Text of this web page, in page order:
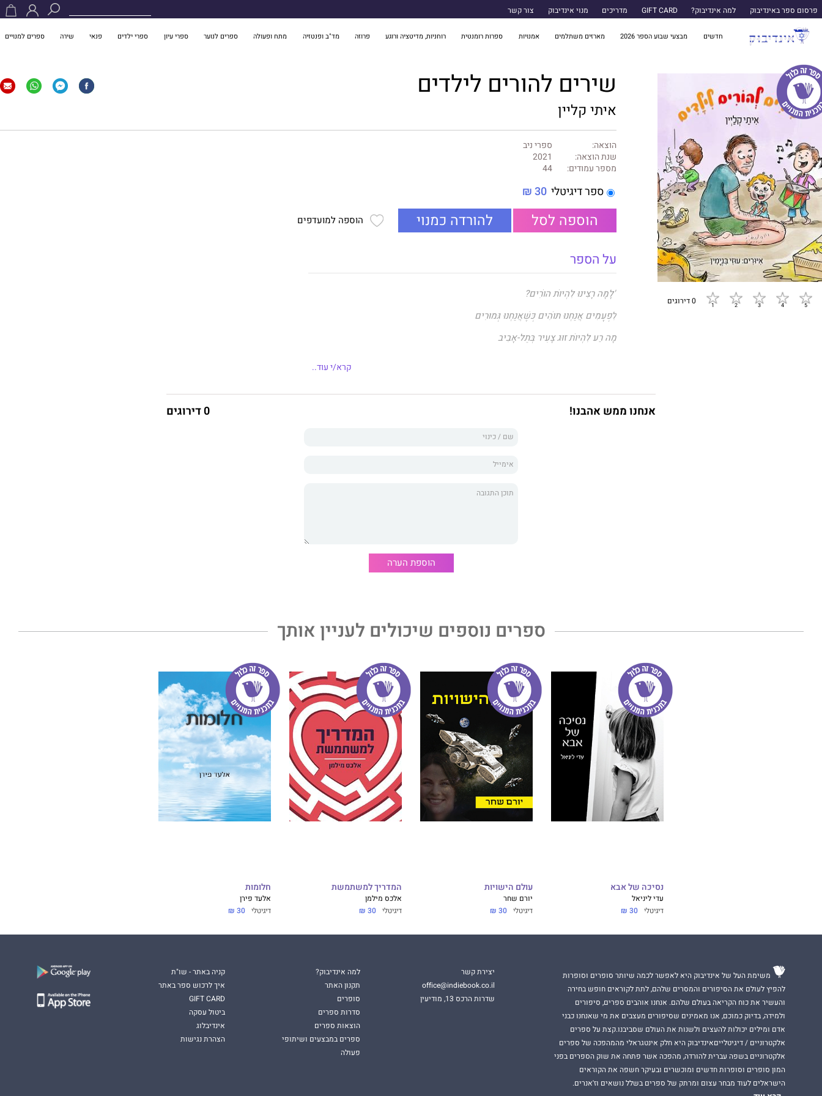
פרסום ספר באינדיבוק למה אינדיבוק? GIFT CARD מדריכים מנוי אינדיבוק צור קשר
חדשים מבצעי שבוע הספר 2026 מארזים משתלמים אמנויות ספרות רומנטית רוחניות, מדיטציה ורוגע פרוזה מד"ב ופנטזיה מתח ופעולה ספרים לנוער ספרי עיון ספרי ילדים פנאי שירה ספרים למנויים
0 דירוגים
שירים להורים לילדים
איתי קליין
הוצאה:
ספרי ניב
שנת הוצאה:
2021
מספר עמודים:
44
ספר דיגיטלי 30 ₪
הוספה לסל להורדה כמנוי הוספה למועדפים
על הספר
"לָמָּה רָצִינוּ לִהְיוֹת הוֹרִים?
לִפְעָמִים אֲנַחְנוּ תּוֹהִים כְּשֶׁאֲנַחְנוּ גְּמוּרִים
מָה רַע לִהְיוֹת זוּג צָעִיר בְּתֵל-אָבִיב
בְּלִי לֶאֱסוֹף צַעֲצוּעִים, לִשְׁטוֹף מֵאָה צַלָּחוֹת...
הֲרֵי מָה יִשְׁוֶוה לְתִינוֹק שֶׁבַּפַּעַם הָרִאשׁוֹנָה צוֹעֵד קָדִימָה
אוֹ לְיֶלֶד שֶׁסְּתָם אוֹמֵר, "אֲנִי אוֹהֵב אוֹתָךְ, אִימָּא!"?
איתי קליין, מהנדס תוכנה ואב לארבעה. כותב קוד, שירה וסיפורים. חולם על שנת
קרא/י עוד..
אנחנו ממש אהבנו! 0 דירוגים
הוספת הערה
ספרים נוספים שיכולים לעניין אותך
נסיכה של אבא
עדי ליניאל
דיגיטלי 30 ₪
עולם הישויות
יורם שחר
דיגיטלי 30 ₪
המדריך למשתמשת
אלכס מילמן
דיגיטלי 30 ₪
חלומות
אלעד פירן
דיגיטלי 30 ₪
משימת העל של אינדיבוק היא לאפשר לכמה שיותר סופרים וסופרות
להפיץ לעולם את הסיפורים והמסרים שלהם, לתת לקוראים חופש בחירה
והעשיר את כוח הקריאה בעולם שלהם. אנחנו אוהבים ספרים, סיפורים
ולמידה, בדיוק כמוכם, אנו מאמינים שסיפורים מעצבים את מי שאנחנו כבני
אדם ומילים יכולות להעצים ולשנות את העולם שסביבנו.קצת על ספרים
אלקטרוניים / דיגיטלייםאינדיבוק היא חלק אינטגראלי מהמהפכה של ספרים
אלקטרוניים בשפה עברית להורדה, מהפכה אשר פתחה את שוק הספרים בפני
המון סופרים וסופרות חדשים ומוכשרים ובעיקר חשפה את הקוראים
הישראלים לעוד מבחר עצום ומרתק של ספרים בשלל נושאים וז'אנרים.
יצירת קשר
office@indiebook.co.il
שדרות הרכס 13, מודיעין
למה אינדיבוק?
תקנון האתר
סופרים
סדרות ספרים
הוצאות ספרים
ספרים במבצעים ושיתופי
פעולה
קניה באתר - שו"ת
איך לרכוש ספר באתר
GIFT CARD
ביטול עסקה
אינדיבלוג
הצהרת נגישות